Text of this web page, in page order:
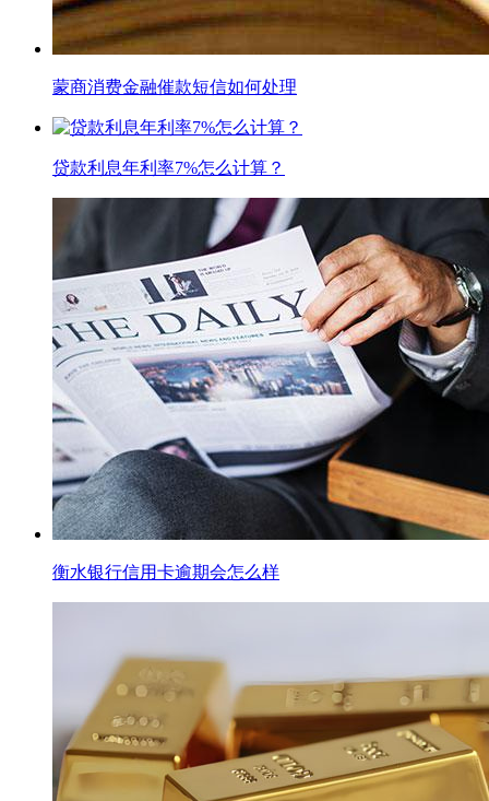
蒙商消费金融催款短信如何处理
贷款利息年利率7%怎么计算？
衡水银行信用卡逾期会怎么样